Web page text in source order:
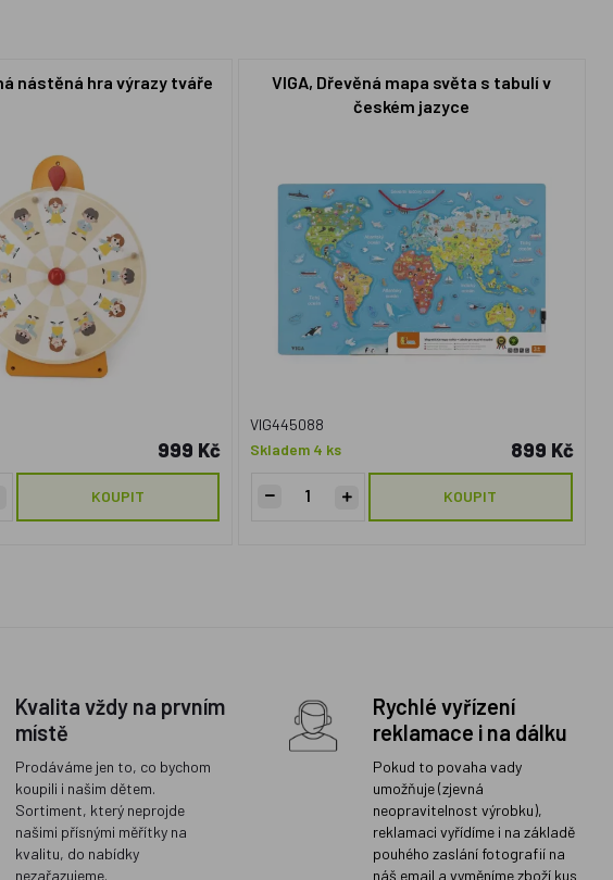
nástěná hra výrazy tváře
999 Kč
KOUPIT
VIGA, Dřevěná mapa světa s tabulí v
českém jazyce
VIG445088
Skladem 4 ks
899 Kč
KOUPIT
Kvalita vždy na prvním
místě
Prodáváme jen to, co bychom
koupili i našim dětem.
Sortiment, který neprojde
našimi přísnými měřítky na
kvalitu, do nabídky
nezařazujeme.
Rychlé vyřízení
reklamace i na dálku
Pokud to povaha vady
umožňuje (zjevná
neopravitelnost výrobku),
reklamaci vyřídíme i na základě
pouhého zaslání fotografií na
náš email a vyměníme zboží kus